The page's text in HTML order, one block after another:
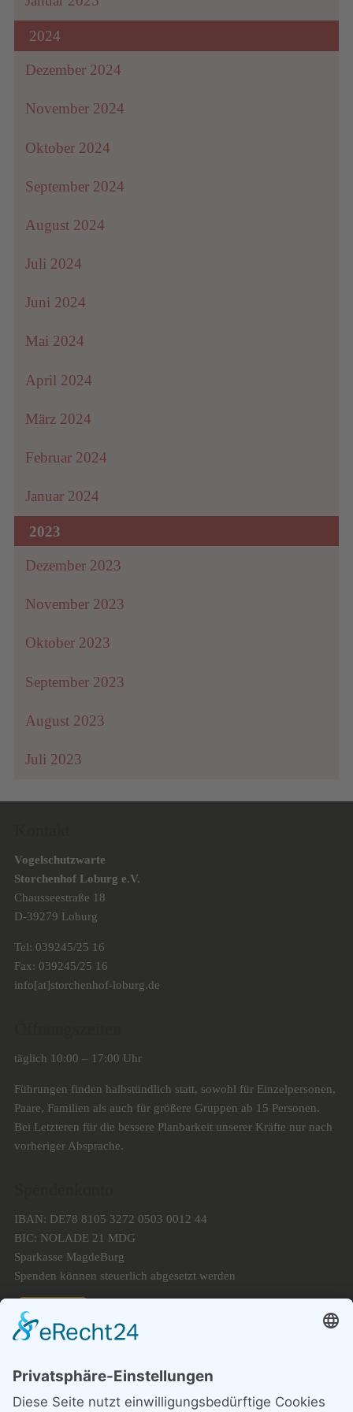
2024
Dezember 2024
November 2024
Oktober 2024
September 2024
August 2024
Juli 2024
Juni 2024
Mai 2024
April 2024
März 2024
Februar 2024
Januar 2024
2023
Dezember 2023
November 2023
Oktober 2023
September 2023
August 2023
Juli 2023
Vogelschutzwarte
Storchenhof Loburg e.V.
Chausseestraße 18
D-39279 Loburg
Tel: 039245/25 16
Fax: 039245/25 16
info[at]storchenhof-loburg.de
täglich 10:00 – 17:00 Uhr
Führungen finden halbstündlich statt, sowohl für Einzelpersonen,
Paare, Familien als auch für größere Gruppen ab 15 Personen.
Bei Letzteren für die bessere Planbarkeit unserer Kräfte nur nach
vorheriger Absprache.
IBAN: DE78 8105 3272 0503 0012 44
BIC: NOLADE 21 MDG
Sparkasse MagdeBurg
Spenden können steuerlich abgesetzt werden